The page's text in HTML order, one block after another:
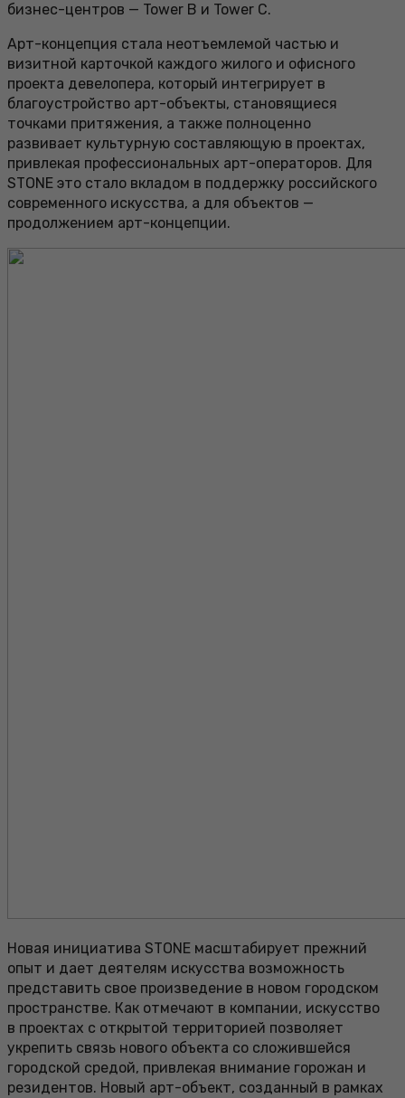
бизнес-центров — Tower B и Tower C.
Арт-концепция стала неотъемлемой частью и
визитной карточкой каждого жилого и офисного
проекта девелопера, который интегрирует в
благоустройство арт-объекты, становящиеся
точками притяжения, а также полноценно
развивает культурную составляющую в проектах,
привлекая профессиональных арт-операторов. Для
STONE это стало вкладом в поддержку российского
современного искусства, а для объектов —
продолжением арт-концепции.
Новая инициатива STONE масштабирует прежний
опыт и дает деятелям искусства возможность
представить свое произведение в новом городском
пространстве. Как отмечают в компании, искусство
в проектах с открытой территорией позволяет
укрепить связь нового объекта со сложившейся
городской средой, привлекая внимание горожан и
резидентов. Новый арт-объект, созданный в рамках